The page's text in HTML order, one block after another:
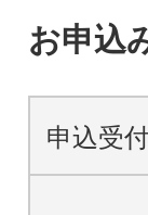
お申込
申込受